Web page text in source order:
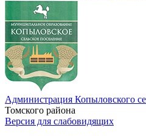
Администрация Копыловского
Томского района
Версия для слабовидящих